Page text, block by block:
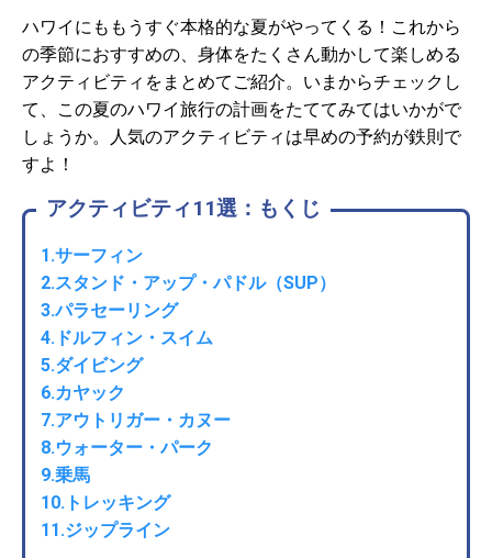
ハワイにももうすぐ本格的な夏がやってくる！これから
の季節におすすめの、身体をたくさん動かして楽しめる
アクティビティをまとめてご紹介。いまからチェックし
て、この夏のハワイ旅行の計画をたててみてはいかがで
しょうか。人気のアクティビティは早めの予約が鉄則で
すよ！
アクティビティ11選：もくじ
1.サーフィン
2.スタンド・アップ・パドル（SUP）
3.パラセーリング
4.ドルフィン・スイム
5.ダイビング
6.カヤック
7.アウトリガー・カヌー
8.ウォーター・パーク
9.乗馬
10.トレッキング
11.ジップライン